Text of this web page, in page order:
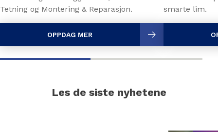
Tetning og Montering & Reparasjon.
OPPDAG MER
smarte lim.
Les de siste nyhetene